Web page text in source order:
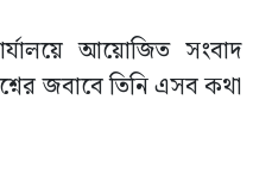
আয়োজিত সংবাদ
জবাবে তিনি এসব কথা